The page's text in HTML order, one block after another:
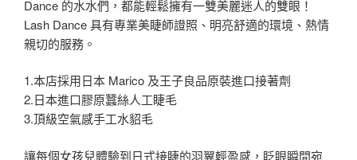
Dance 的水水們，都能輕鬆擁有一雙美麗迷人的雙眼！
Lash Dance 具有專業美睫師證照、明亮舒適的環境、熱情
親切的服務。
1.本店採用日本 Marico 及王子良品原裝進口接著劑
2.日本進口膠原蠶絲人工睫毛
3.頂級空氣感手工水貂毛
讓每個女孩兒體驗到日式接睫的羽翼輕盈感，眨眼瞬間宛